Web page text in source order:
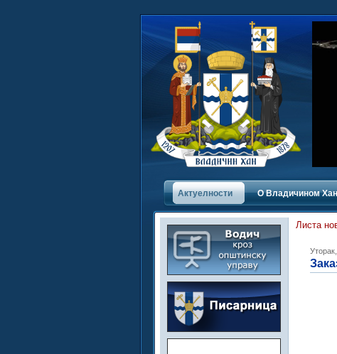
Актуелности О Владичинoм
Листа